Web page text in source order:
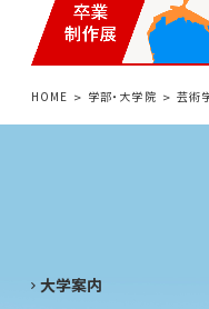
HOME 学部・大学院 芸術
大学案内